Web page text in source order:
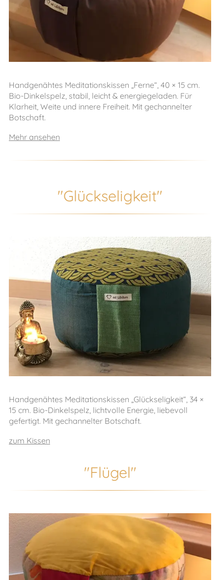
Handgenähtes Meditationskissen „Ferne“, 40 × 15 cm.
Bio-Dinkelspelz, stabil, leicht & energiegeladen. Für
Klarheit, Weite und innere Freiheit. Mit gechannelter
Botschaft.
Mehr ansehen
"Glückseligkeit"
Handgenähtes Meditationskissen „Glückseligkeit“, 34 ×
15 cm. Bio-Dinkelspelz, lichtvolle Energie, liebevoll
gefertigt. Mit gechannelter Botschaft.
zum Kissen
"Flügel"